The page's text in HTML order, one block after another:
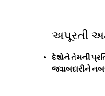
અપૂરતી
દેશોને તેમની
જવાબદારીને